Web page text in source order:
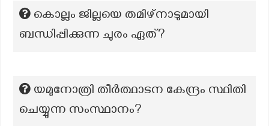
കൊല്ലം ജില്ലയെ തമിഴ്നാടുമായി
ബന്ധിപ്പിക്കുന്ന ചുരം ഏത്?
യമുനോത്രി തീർത്ഥാടന കേന്ദ്രം സ്ഥിതി
ചെയ്യുന്ന സംസ്ഥാനം?